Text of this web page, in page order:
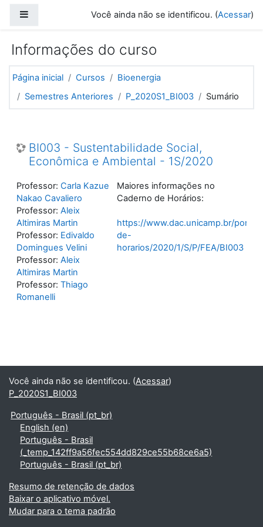
Você ainda não se identificou. (Acessar)
Informações do curso
Página inicial Cursos
Bioenergia
Semestres Anteriores
P_2020S1_BI003 Sumário
BI003 - Sustentabilidade Social,
Econômica e Ambiental - 1S/2020
Maiores informações no
Caderno de Horários:
https://www.dac.unicamp.br/
de-
horarios/2020/1/S/P/FEA/BI003
Professor: Carla Kazue
Nakao Cavaliero
Professor: Aleix
Altimiras Martin
Professor: Edivaldo
Domingues Velini
Professor: Aleix
Altimiras Martin
Professor: Thiago
Romanelli
Você ainda não se identificou. (Acessar)
P_2020S1_BI003
Português - Brasil ‎(pt_br)‎
English ‎(en)‎
Português - Brasil
‎(_temp_142ff9a56fec554dd829ce55b68ce6a5)‎
Português - Brasil ‎(pt_br)‎
Resumo de retenção de dados
Baixar o aplicativo móvel.
Mudar para o tema padrão